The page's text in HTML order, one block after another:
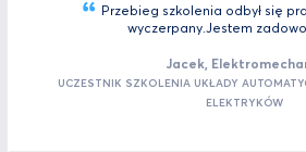
Przebieg szkolenia odbył się
wyczerpany.Jestem
Jacek,
UCZESTNIK SZKOLENIA UKŁADY
ELEKTRYKÓW